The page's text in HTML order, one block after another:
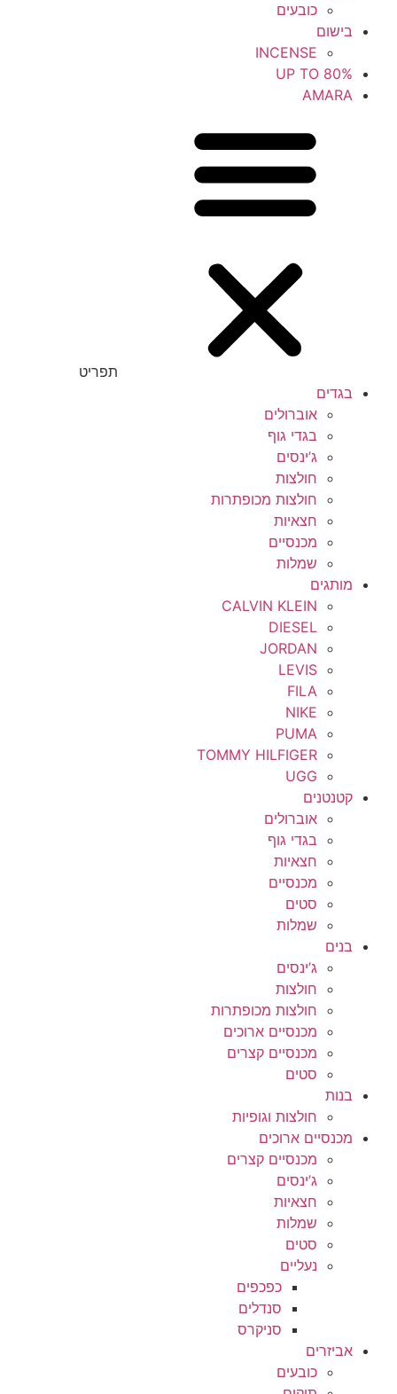
כובעים
בישום
INCENSE
UP TO 80%
AMARA
תפריט
בגדים
אוברולים
בגדי גוף
ג’ינסים
חולצות
חולצות מכופתרות
חצאיות
מכנסיים
שמלות
מותגים
CALVIN KLEIN
DIESEL
JORDAN
LEVIS
FILA
NIKE
PUMA
TOMMY HILFIGER
UGG
קטנטנים
אוברולים
בגדי גוף
חצאיות
מכנסיים
סטים
שמלות
בנים
ג’ינסים
חולצות
חולצות מכופתרות
מכנסיים ארוכים
מכנסיים קצרים
סטים
בנות
חולצות וגופיות
מכנסיים ארוכים
מכנסיים קצרים
ג’ינסים
חצאיות
שמלות
סטים
נעליים
כפכפים
סנדלים
סניקרס
אביזרים
כובעים